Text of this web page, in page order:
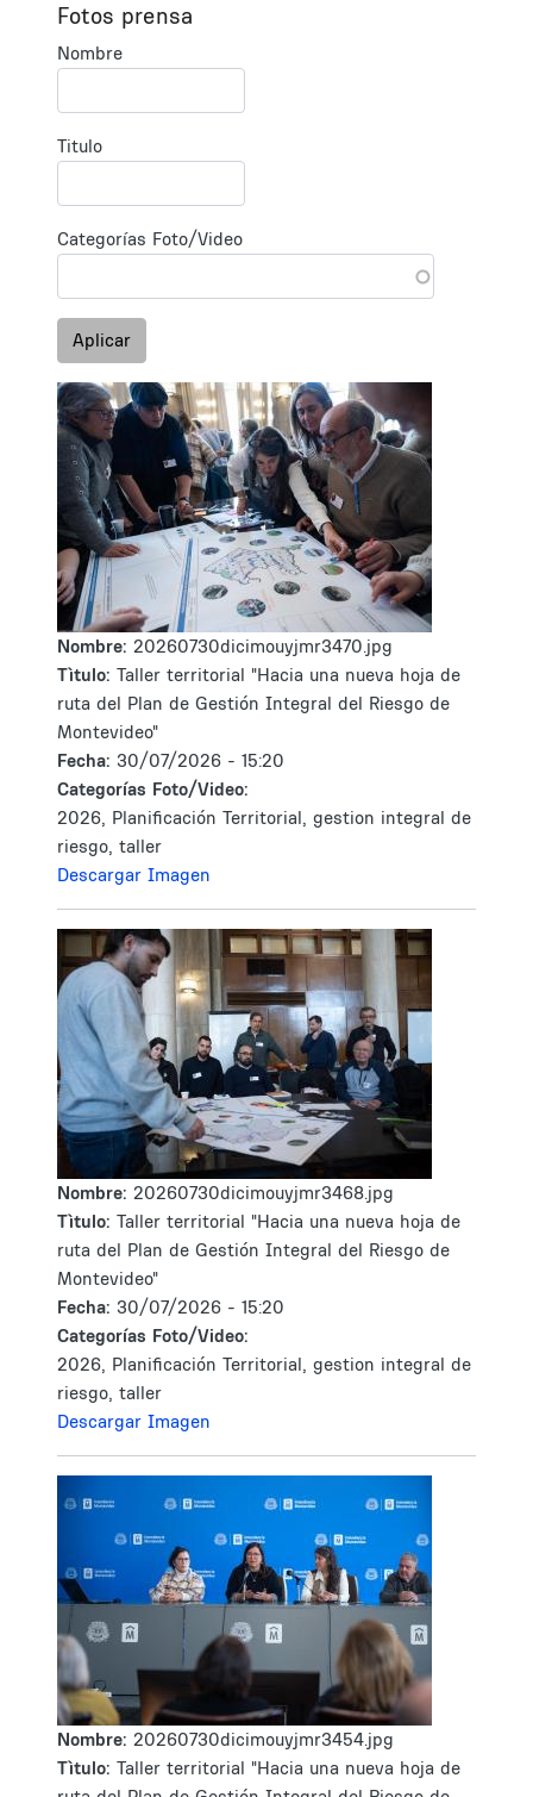
Fotos prensa
Nombre
Titulo
Categorías Foto/Video
Aplicar
Nombre: 20260730dicimouyjmr3470.jpg
Tìtulo: Taller territorial "Hacia una nueva hoja de
ruta del Plan de Gestión Integral del Riesgo de
Montevideo"
Fecha: 30/07/2026 - 15:20
Categorías Foto/Video:
2026, Planificación Territorial, gestion integral de
riesgo, taller
Descargar Imagen
Nombre: 20260730dicimouyjmr3468.jpg
Tìtulo: Taller territorial "Hacia una nueva hoja de
ruta del Plan de Gestión Integral del Riesgo de
Montevideo"
Fecha: 30/07/2026 - 15:20
Categorías Foto/Video:
2026, Planificación Territorial, gestion integral de
riesgo, taller
Descargar Imagen
Nombre: 20260730dicimouyjmr3454.jpg
Tìtulo: Taller territorial "Hacia una nueva hoja de